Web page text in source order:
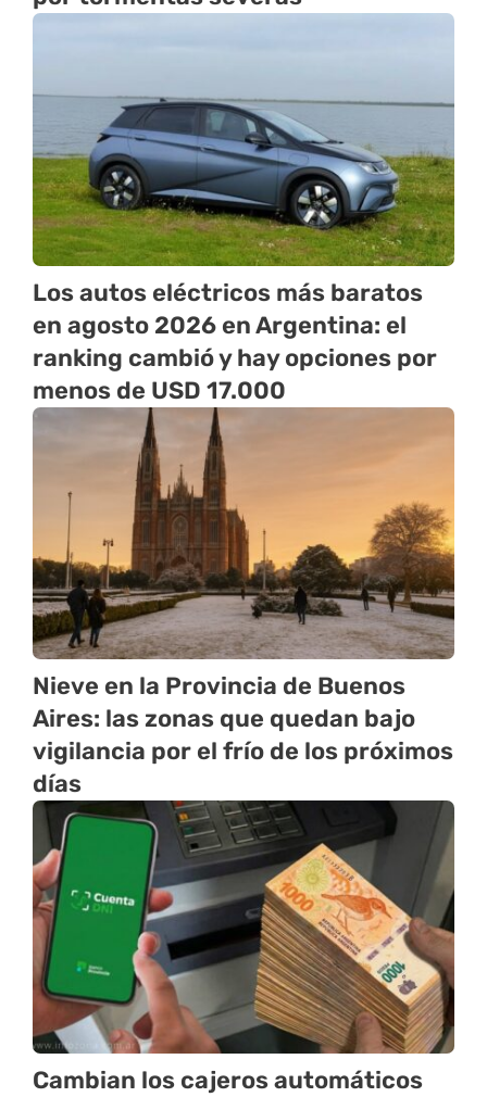
Los autos eléctricos más baratos
en agosto 2026 en Argentina: el
ranking cambió y hay opciones por
menos de USD 17.000
Nieve en la Provincia de Buenos
Aires: las zonas que quedan bajo
vigilancia por el frío de los próximos
días
Cambian los cajeros automáticos